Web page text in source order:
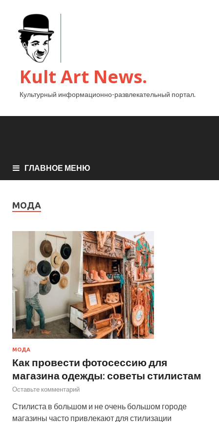
Kult Art News.
Культурный информационно-развлекательный портал.
ГЛАВНОЕ МЕНЮ
МОДА
МОДА
Как провести фотосессию для
магазина одежды: советы стилистам
Оставьте комментарий
Стилиста в большом и не очень большом городе
магазины часто привлекают для стилизации